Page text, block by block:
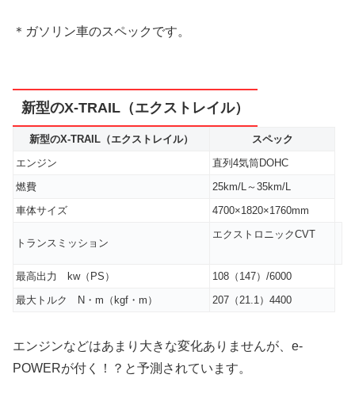
＊ガソリン車のスペックです。
新型のX-TRAIL（エクストレイル）
新型のX-TRAIL（エクストレイル）
スペック
エンジン
直列4気筒DOHC
燃費
25km/L～35km/L
車体サイズ
4700×1820×1760mm
トランスミッション
エクストロニックCVT
最高出力 kw（PS）
108（147）/6000
最大トルク N・m（kgf・m）
207（21.1）4400
エンジンなどはあまり大きな変化ありませんが、e-
POWERが付く！？と予測されています。